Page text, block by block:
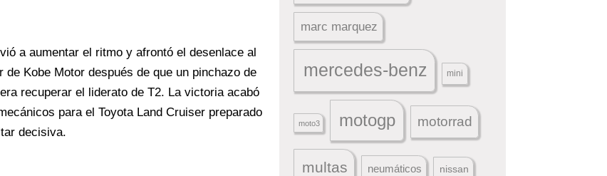
a aumentar el ritmo y afrontó el desenlace al
Kobe Motor después de que un pinchazo de
recuperar el liderato de T2. La victoria acabó
para el Toyota Land Cruiser preparado
decisiva.
marc marquez
mercedes-benz mini
moto3 motogp motorrad
multas neumáticos nissan